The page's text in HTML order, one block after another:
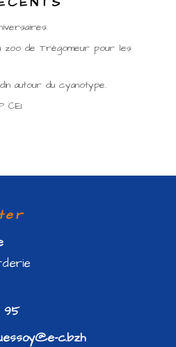
zoo de Trégomeur pour les
autour du cyanotype.
95
c.bzh